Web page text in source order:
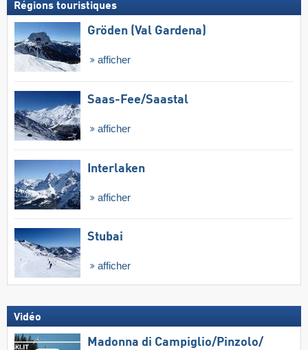
Régions touristiques
Gröden (Val Gardena)
afficher
Saas-Fee/​Saastal
afficher
Interlaken
afficher
Stubai
afficher
Vidéo
Madonna di Campiglio/​Pinzolo/​